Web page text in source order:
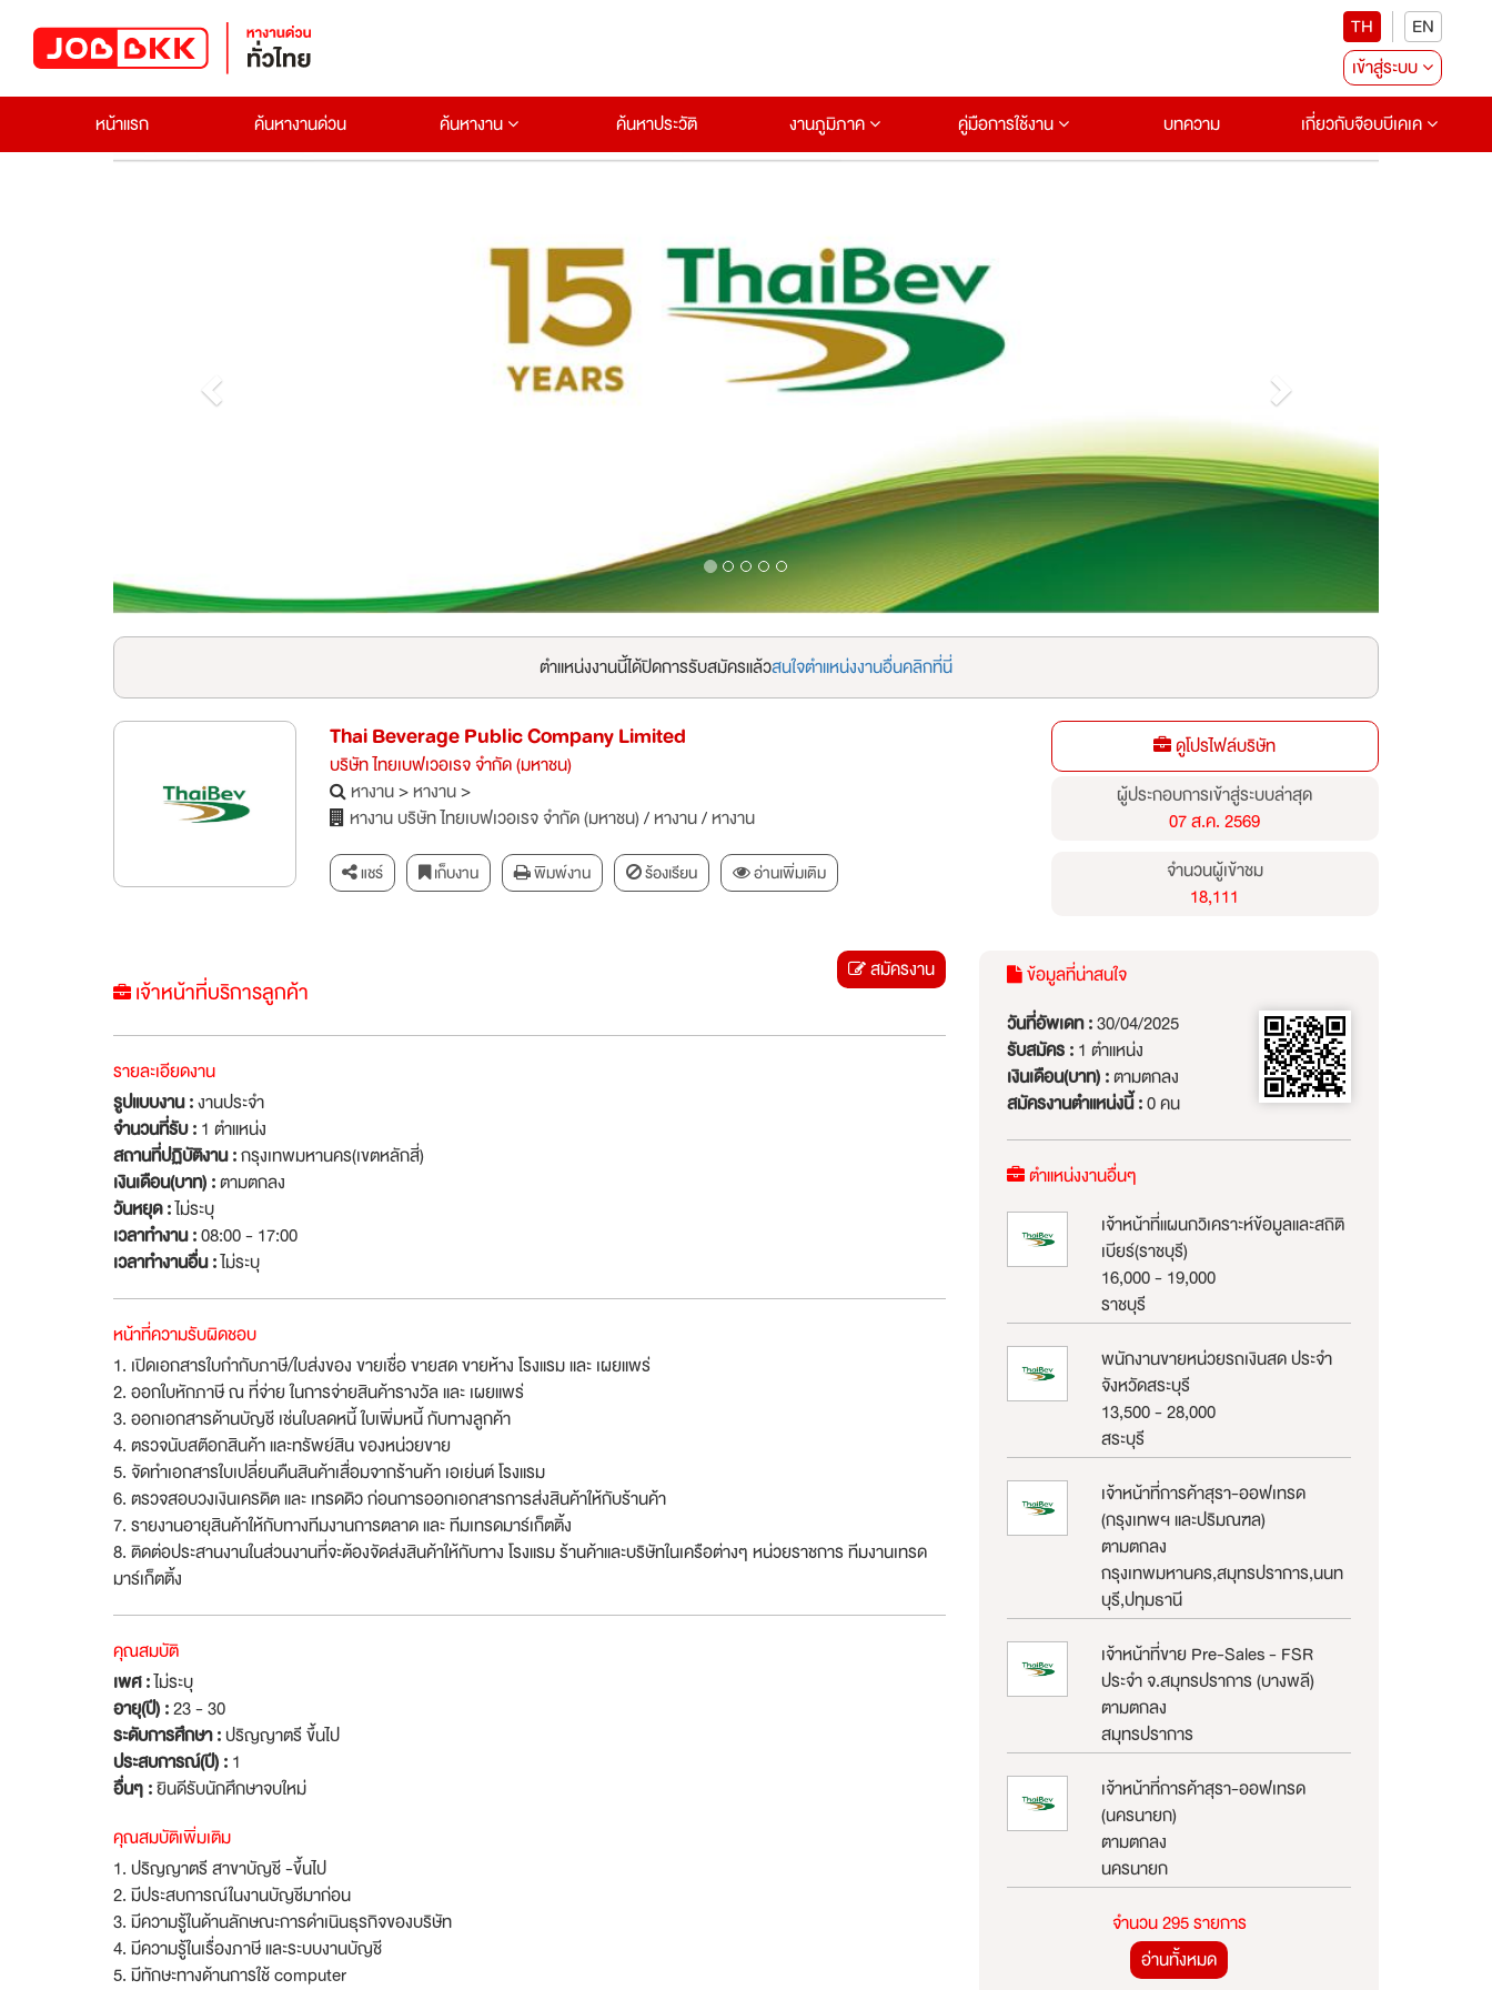
TH
EN
เข้าสู่ระบบ
หน้าแรก
ค้นหางานด่วน ค้นหางาน ค้นหาประวัติ งานภูมิภาค คู่มือการใช้งาน บทความ เกี่ยวกับจ๊อบบีเคเค
Previous Next
ตำแหน่งงานนี้ได้ปิดการรับสมัครแล้วสนใจตำแหน่งงานอื่นคลิกที่นี่
Thai Beverage Public Company Limited
บริษัท ไทยเบฟเวอเรจ จำกัด (มหาชน)
หางาน>หางาน>
หางาน บริษัท ไทยเบฟเวอเรจ จำกัด (มหาชน)/หางาน/หางาน
แชร์ เก็บงาน พิมพ์งาน ร้องเรียน อ่านเพิ่มเติม
ดูโปรไฟล์บริษัท
ผู้ประกอบการเข้าสู่ระบบล่าสุด
07 ส.ค. 2569
จำนวนผู้เข้าชม
18,111
เจ้าหน้าที่บริการลูกค้า
สมัครงาน
รายละเอียดงาน
รูปแบบงาน :งานประจำ
จำนวนที่รับ :1 ตำแหน่ง
สถานที่ปฏิบัติงาน :กรุงเทพมหานคร(เขตหลักสี่)
เงินเดือน(บาท) :ตามตกลง
วันหยุด :ไม่ระบุ
เวลาทำงาน :08:00 - 17:00
เวลาทำงานอื่น :ไม่ระบุ
หน้าที่ความรับผิดชอบ
1. เปิดเอกสารใบกำกับภาษี/ใบส่งของ ขายเชื่อ ขายสด ขายห้าง โรงแรม และ เผยแพร่
2. ออกใบหักภาษี ณ ที่จ่าย ในการจ่ายสินค้ารางวัล และ เผยแพร่
3. ออกเอกสารด้านบัญชี เช่นใบลดหนี้ ใบเพิ่มหนี้ กับทางลูกค้า
4. ตรวจนับสต๊อกสินค้า และทรัพย์สิน ของหน่วยขาย
5. จัดทำเอกสารใบเปลี่ยนคืนสินค้าเสื่อมจากร้านค้า เอเย่นต์ โรงแรม
6. ตรวจสอบวงเงินเครดิต และ เทรดดิว ก่อนการออกเอกสารการส่งสินค้าให้กับร้านค้า
7. รายงานอายุสินค้าให้กับทางทีมงานการตลาด และ ทีมเทรดมาร์เก็ตติ้ง
8. ติดต่อประสานงานในส่วนงานที่จะต้องจัดส่งสินค้าให้กับทาง โรงแรม ร้านค้าและบริษัทในเครือต่างๆ หน่วยราชการ ทีมงานเทรด
มาร์เก็ตติ้ง
คุณสมบัติ
เพศ :ไม่ระบุ
อายุ(ปี) :23 - 30
ระดับการศึกษา :ปริญญาตรี ขึ้นไป
ประสบการณ์(ปี) :1
อื่นๆ :ยินดีรับนักศึกษาจบใหม่
คุณสมบัติเพิ่มเติม
1. ปริญญาตรี สาขาบัญชี -ขึ้นไป
2. มีประสบการณ์ในงานบัญชีมาก่อน
3. มีความรู้ในด้านลักษณะการดำเนินธุรกิจของบริษัท
4. มีความรู้ในเรื่องภาษี และระบบงานบัญชี
5. มีทักษะทางด้านการใช้ computer
ข้อมูลที่น่าสนใจ
วันที่อัพเดท :30/04/2025
รับสมัคร :1 ตำแหน่ง
เงินเดือน(บาท) :ตามตกลง
สมัครงานตำแหน่งนี้ :0 คน
ตำแหน่งงานอื่นๆ
เจ้าหน้าที่แผนกวิเคราะห์ข้อมูลและสถิติ
เบียร์(ราชบุรี)
16,000 - 19,000
ราชบุรี
พนักงานขายหน่วยรถเงินสด ประจำ
จังหวัดสระบุรี
13,500 - 28,000
สระบุรี
เจ้าหน้าที่การค้าสุรา-ออฟเทรด
(กรุงเทพฯ และปริมณฑล)
ตามตกลง
กรุงเทพมหานคร,สมุทรปราการ,นนท
บุรี,ปทุมธานี
เจ้าหน้าที่ขาย Pre-Sales - FSR
ประจำ จ.สมุทรปราการ (บางพลี)
ตามตกลง
สมุทรปราการ
เจ้าหน้าที่การค้าสุรา-ออฟเทรด
(นครนายก)
ตามตกลง
นครนายก
จำนวน 295 รายการ
อ่านทั้งหมด